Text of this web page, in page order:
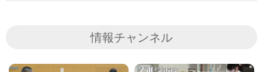
情報チャンネル